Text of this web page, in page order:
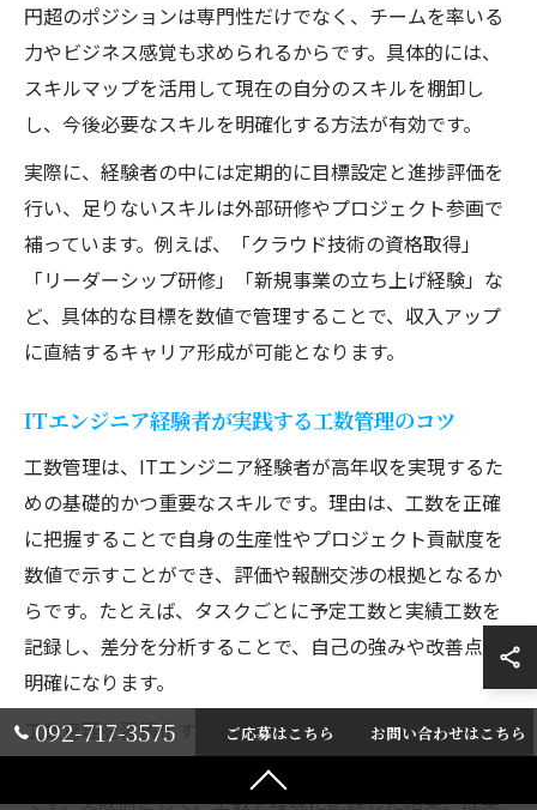
円超のポジションは専門性だけでなく、チームを率いる
力やビジネス感覚も求められるからです。具体的には、
スキルマップを活用して現在の自分のスキルを棚卸し
し、今後必要なスキルを明確化する方法が有効です。
実際に、経験者の中には定期的に目標設定と進捗評価を
行い、足りないスキルは外部研修やプロジェクト参画で
補っています。例えば、「クラウド技術の資格取得」
「リーダーシップ研修」「新規事業の立ち上げ経験」な
ど、具体的な目標を数値で管理することで、収入アップ
に直結するキャリア形成が可能となります。
ITエンジニア経験者が実践する工数管理のコツ
工数管理は、ITエンジニア経験者が高年収を実現するた
めの基礎的かつ重要なスキルです。理由は、工数を正確
に把握することで自身の生産性やプロジェクト貢献度を
数値で示すことができ、評価や報酬交渉の根拠となるか
らです。たとえば、タスクごとに予定工数と実績工数を
記録し、差分を分析することで、自己の強みや改善点が
明確になります。
工数管理を習慣化するためのポイントは、毎日短時間で
記録をつけることと、月次で集計・振り返りを行うこと
です。失敗例として、工数を曖昧に記録した結果、成果
092-717-3575 ご応募はこちら お問い合わせはこちら